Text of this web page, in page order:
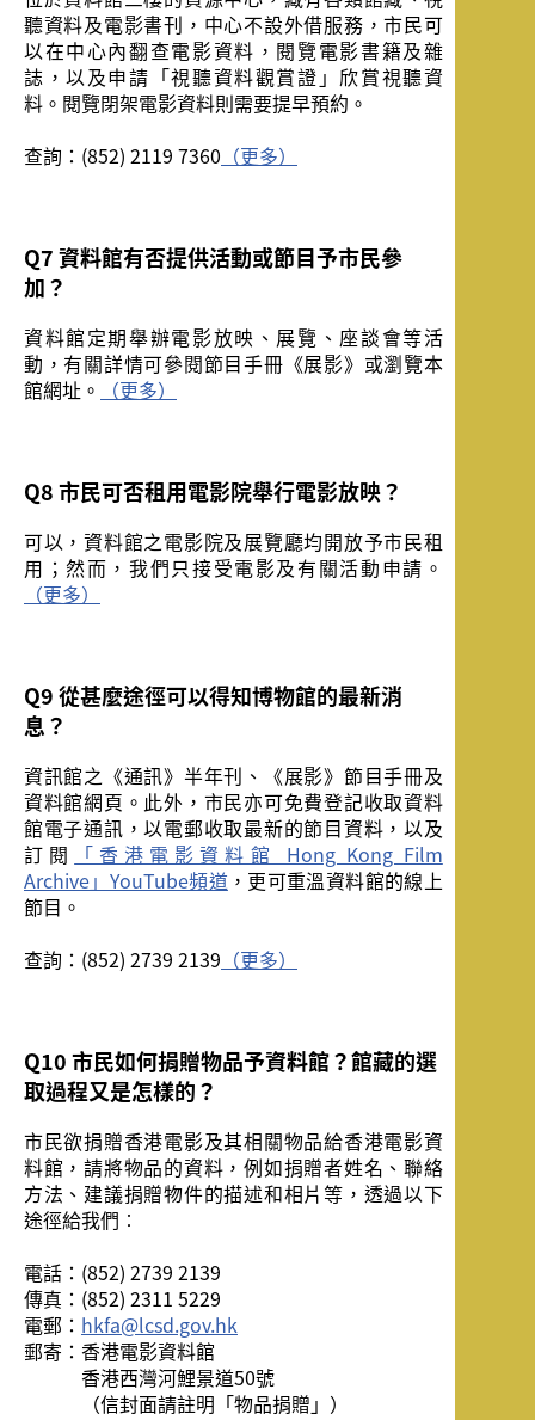
聽資料及電影書刊，中心不設外借服務，市民可
以在中心內翻查電影資料，閱覽電影書籍及雜
誌，以及申請「視聽資料觀賞證」欣賞視聽資
料。閱覽閉架電影資料則需要提早預約。
查詢：(852) 2119 7360 （更多）
Q7 資料館有否提供活動或節目予市民參
加？
資料館定期舉辦電影放映、展覽、座談會等活
動，有關詳情可參閱節目手冊《展影》或瀏覽本
館網址。
（更多）
Q8 市民可否租用電影院舉行電影放映？
可以，資料館之電影院及展覽廳均開放予市民租
用；然而，我們只接受電影及有關活動申請。
（更多）
Q9 從甚麼途徑可以得知博物館的最新消
息？
資訊館之《通訊》半年刊、《展影》節目手冊及
資料館網頁。此外，市民亦可免費登記收取資料
館電子通訊，以電郵收取最新的節目資料，以及
訂閱
「香港電影資料館 Hong Kong Film
Archive」YouTube頻道 ，更可重溫資料館的線上
節目。
查詢：(852) 2739 2139 （更多）
Q10 市民如何捐贈物品予資料館？館藏的選
取過程又是怎樣的？
市民欲捐贈香港電影及其相關物品給香港電影資
料館，請將物品的資料，例如捐贈者姓名、聯絡
方法、建議捐贈物件的描述和相片等，透過以下
途徑給我們︰
電話： (852) 2739 2139
傳真： (852) 2311 5229
電郵： hkfa@lcsd.gov.hk
郵寄： 香港電影資料館
香港西灣河鯉景道50號
（信封面請註明「物品捐贈」）